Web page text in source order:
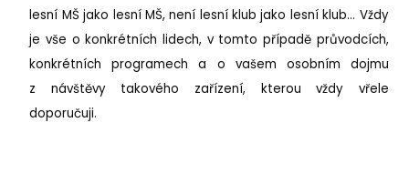
lesní MŠ jako lesní MŠ, není lesní klub jako lesní klub... Vždy
je vše o konkrétních lidech, v tomto případě průvodcích,
konkrétních programech a o vašem osobním dojmu
z návštěvy takového zařízení, kterou vždy vřele
doporučuji.